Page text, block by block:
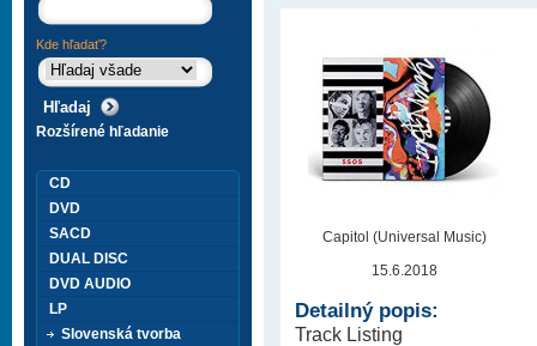
Capitol (Universal Music)
15.6.2018
Detailný popis:
Track Listing
Kde hľadať?
Rozšírené hľadanie
CD
DVD
SACD
DUAL DISC
DVD AUDIO
LP
Slovenská tvorba